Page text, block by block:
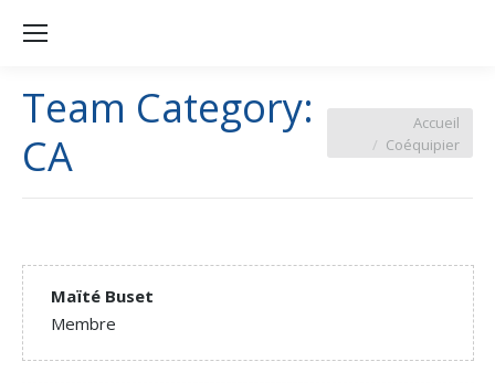
Team Category:
CA
Vous êtes ici :Accueil
Coéquipier
Maïté Buset
Membre